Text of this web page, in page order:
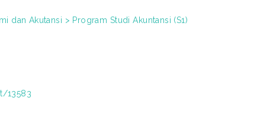
dan Akutansi > Program Studi Akuntansi (S1)
13583